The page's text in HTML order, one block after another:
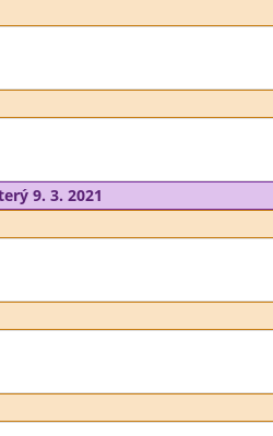
9. 3. 2021